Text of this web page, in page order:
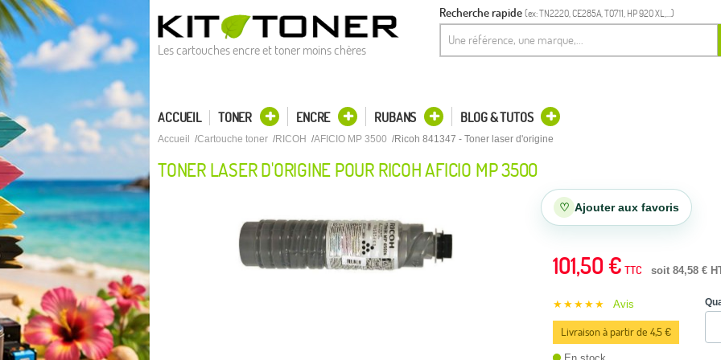
Les cartouches encre et toner moins chères
Recherche rapide (ex: TN2220, CE285A, T0711, HP 920 XL,...)
ACCUEIL TONER ENCRE RUBANS BLOG & TUTOS
Accueil Cartouche toner RICOH AFICIO MP 3500 Ricoh 841347 - Toner laser d'origine
TONER LASER D'ORIGINE POUR RICOH AFICIO MP 3500
♡ Ajouter aux favoris
101,50 € TTC soit 84,58 €
★★★★★ Avis
Livraison à partir de 4,5 €